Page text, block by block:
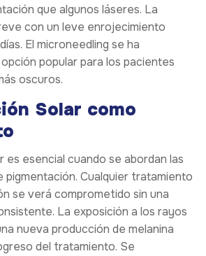
que algunos láseres. La
con un leve enrojecimiento
El microneedling se ha
popular para los pacientes
oscuros.
Solar como
es esencial cuando se abordan las
pigmentación. Cualquier tratamiento
se verá comprometido sin una
La exposición a los rayos
nueva producción de melanina
del tratamiento. Se